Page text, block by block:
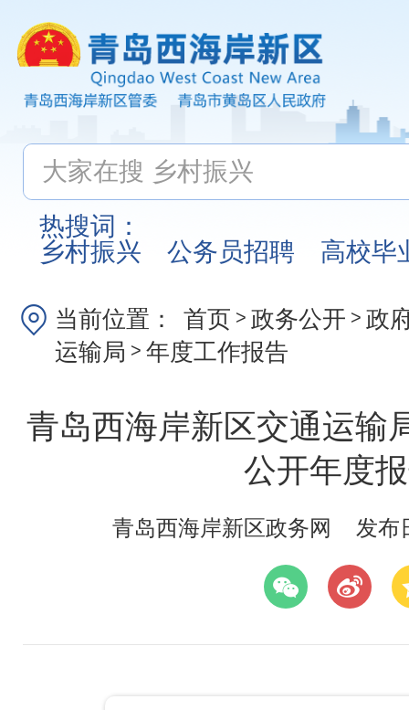
热搜词：
乡村振兴
公务员招聘 高校毕
当前位置： 首页 > 政务公开 > 政
运输局 > 年度工作报告
青岛西海岸新区交通运输
公开年度
青岛西海岸新区政务网 发布